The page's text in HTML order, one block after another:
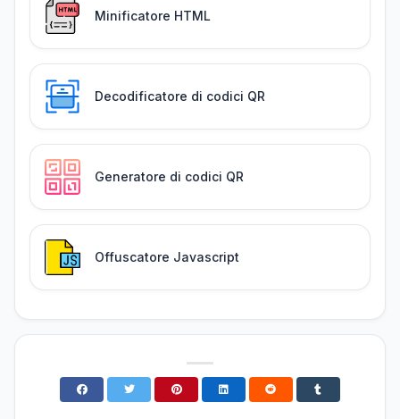
Minificatore HTML
Decodificatore di codici QR
Generatore di codici QR
Offuscatore Javascript